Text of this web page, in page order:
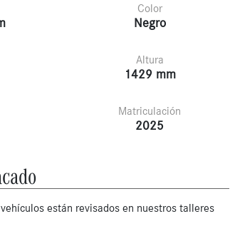
Color
Negro
Altura
1429 mm
Matriculación
2025
están revisados en nuestros talleres